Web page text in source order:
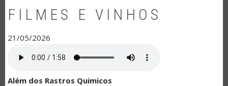
FILMES E VINHOS
21/05/2026
Além dos Rastros Quimicos